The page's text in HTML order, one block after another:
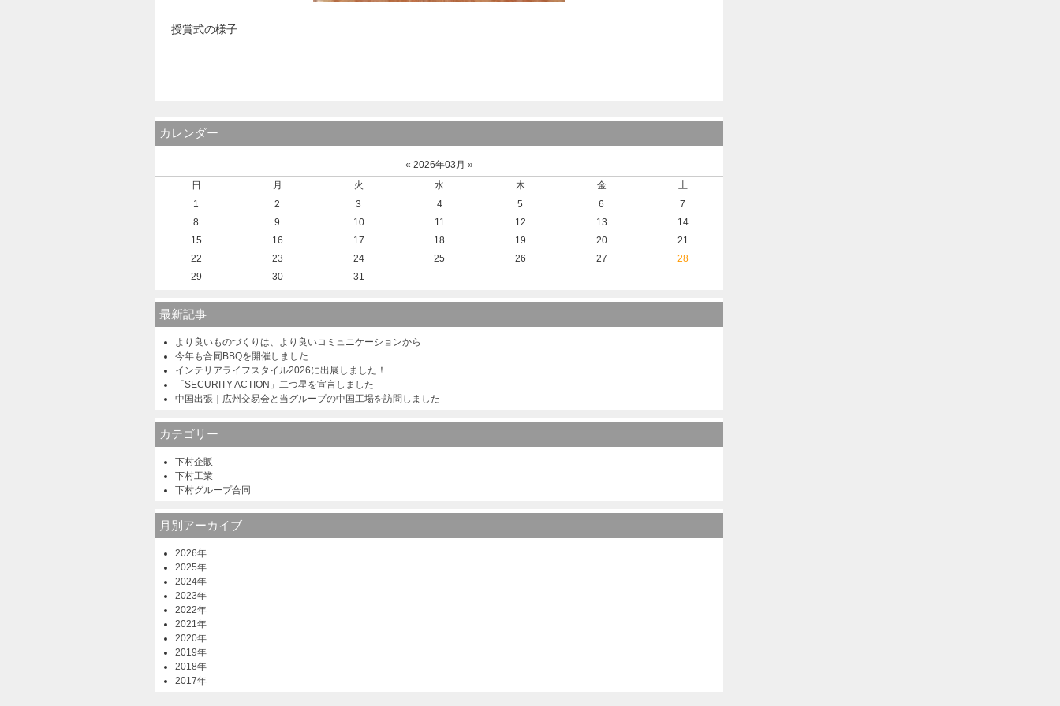
授賞式の様子
カレンダー
« 2026年03月 »
日
月 火 水 木 金
土
1
2 3 4 5 6
7
8
9 10 11 12 13
14
15
16 17 18 19 20
21
22
23 24 25 26 27
28
29
30 31
最新記事
より良いものづくりは、より良いコミュニケーションから
今年も合同BBQを開催しました
インテリアライフスタイル2026に出展しました！
「SECURITY ACTION」二つ星を宣言しました
中国出張｜広州交易会と当グループの中国工場を訪問しました
カテゴリー
下村企販
下村工業
下村グループ合同
月別アーカイブ
2026年
2025年
2024年
2023年
2022年
2021年
2020年
2019年
2018年
2017年